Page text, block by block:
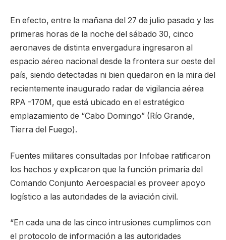
En efecto, entre la mañana del 27 de julio pasado y las
primeras horas de la noche del sábado 30, cinco
aeronaves de distinta envergadura ingresaron al
espacio aéreo nacional desde la frontera sur oeste del
país, siendo detectadas ni bien quedaron en la mira del
recientemente inaugurado radar de vigilancia aérea
RPA -170M, que está ubicado en el estratégico
emplazamiento de “Cabo Domingo” (Río Grande,
Tierra del Fuego).
Fuentes militares consultadas por Infobae ratificaron
los hechos y explicaron que la función primaria del
Comando Conjunto Aeroespacial es proveer apoyo
logístico a las autoridades de la aviación civil.
“En cada una de las cinco intrusiones cumplimos con
el protocolo de información a las autoridades